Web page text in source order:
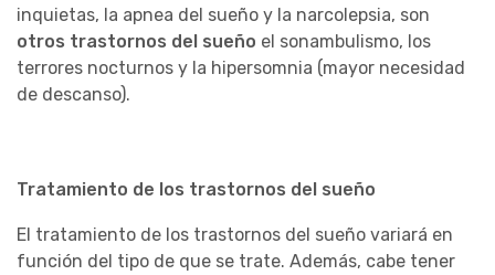
inquietas, la apnea del sueño y la narcolepsia, son
otros trastornos del sueño el sonambulismo, los
terrores nocturnos y la hipersomnia (mayor necesidad
de descanso).
Tratamiento de los trastornos del sueño
El tratamiento de los trastornos del sueño variará en
función del tipo de que se trate. Además, cabe tener